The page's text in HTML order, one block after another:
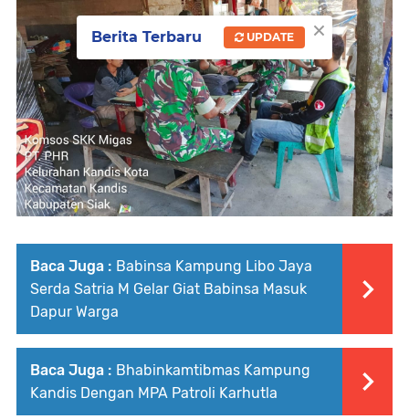
Baca Juga : Babinsa Kampung Libo Jaya
Serda Satria M Gelar Giat Babinsa Masuk
Dapur Warga
Baca Juga : Bhabinkamtibmas Kampung
Kandis Dengan MPA Patroli Karhutla
×
Berita Terbaru UPDATE